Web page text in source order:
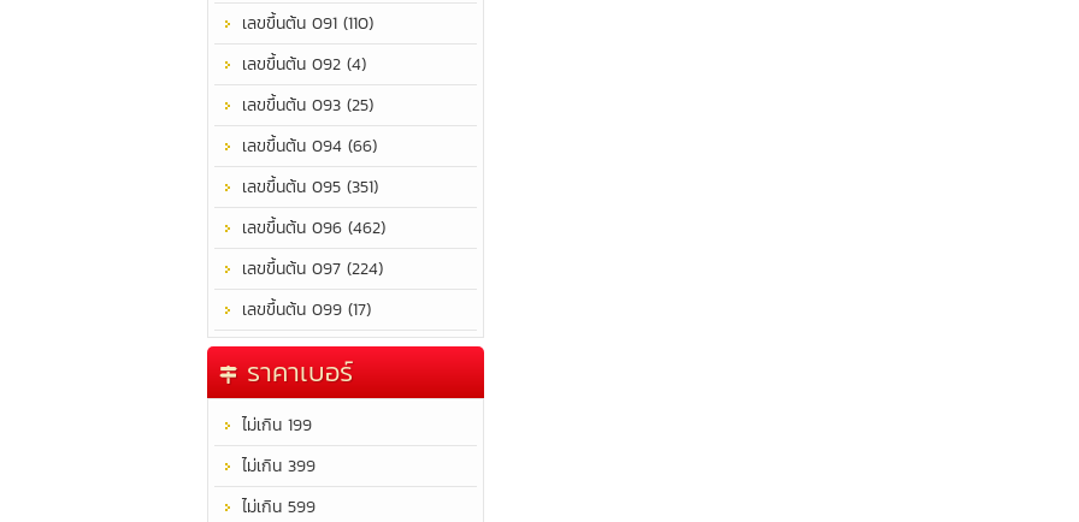
เลขขึ้นต้น 091 (110)
เลขขึ้นต้น 092 (4)
เลขขึ้นต้น 093 (25)
เลขขึ้นต้น 094 (66)
เลขขึ้นต้น 095 (351)
เลขขึ้นต้น 096 (462)
เลขขึ้นต้น 097 (224)
เลขขึ้นต้น 099 (17)
ราคาเบอร์
ไม่เกิน 199
ไม่เกิน 399
ไม่เกิน 599